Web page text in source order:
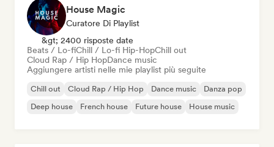
House Magic
Curatore Di Playlist
&gt; 2400 risposte date
Beats / Lo-fiChill / Lo-fi Hip-HopChill out
Cloud Rap / Hip HopDance music
Aggiungere artisti nelle mie playlist più seguite
Chill out Cloud Rap / Hip Hop Dance music
Danza pop
Deep house
French house Future house House music